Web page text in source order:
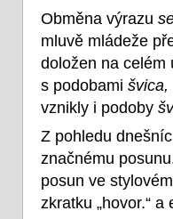
Obměna výrazu
mluvě mládeže
doložen na celém
s podobami švica,
vznikly i podoby
Z pohledu
značnému
posun ve
zkratku „hovor.“